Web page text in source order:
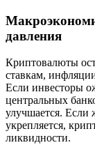
давления
Криптовалюты
ставкам,
Если инвесторы
центральных
улучшается. Если
укрепляется,
ликвидности.